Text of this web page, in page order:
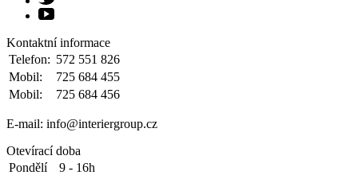
Kontaktní informace
Telefon: 572 551 826
Mobil:
725 684 455
Mobil:
725 684 456
E-mail: info@interiergroup.cz
Otevírací doba
Pondělí
9 - 16h